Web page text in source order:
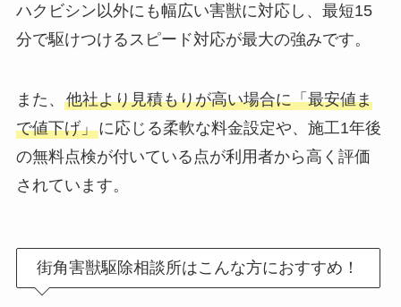
ハクビシン以外にも幅広い害獣に対応し、最短15
分で駆けつけるスピード対応が最大の強みです。
また、 他社より見積もりが高い場合に「最安値ま
で値下げ」に応じる柔軟な料金設定や、施工1年後
の無料点検が付いている点が利用者から高く評価
されています。
街角害獣駆除相談所はこんな方におすすめ！